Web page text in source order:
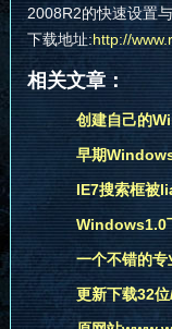
2008R2的快速设置
下载地址:http://
相关文章：
创建自己的
早期
IE7搜索框被
Windows1.0
一个不错的
更新下载32